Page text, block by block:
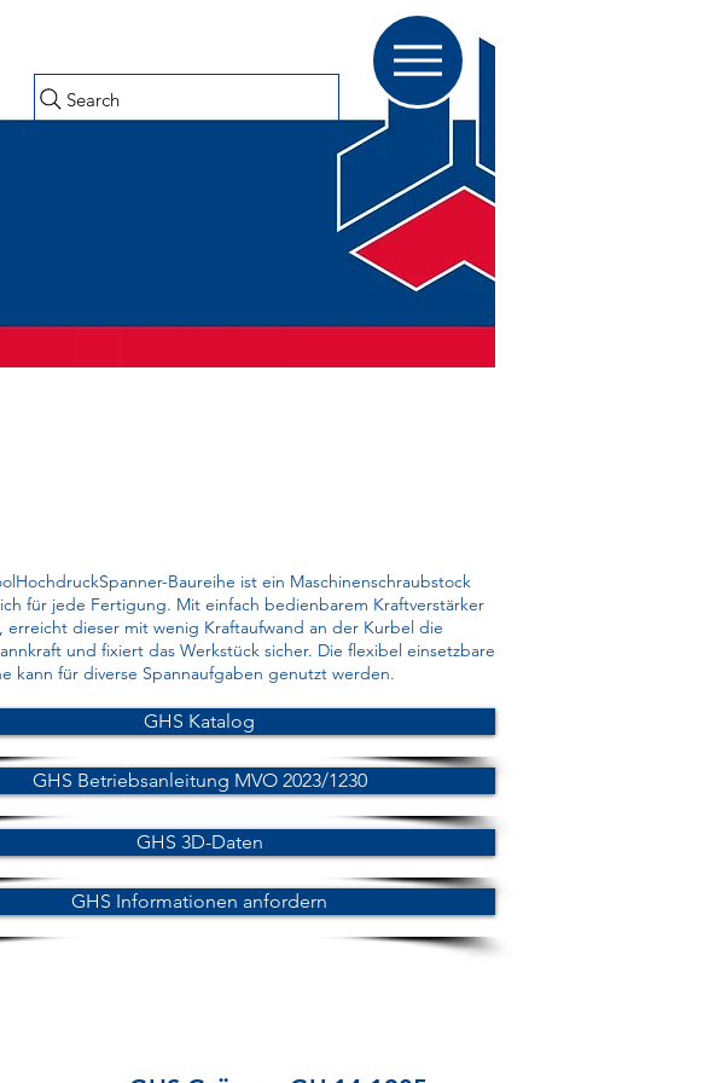
Search
Baureihe ist ein Maschinenschraubstock
für jede Fertigung. Mit einfach bedienbarem Kraftverstärker
erreicht dieser mit wenig Kraftaufwand an der Kurbel die
und fixiert das Werkstück sicher. Die flexibel einsetzbare
kann für diverse Spannaufgaben genutzt werden.
GHS Katalog
GHS Betriebsanleitung MVO 2023/1230
GHS 3D-Daten
GHS Informationen anfordern